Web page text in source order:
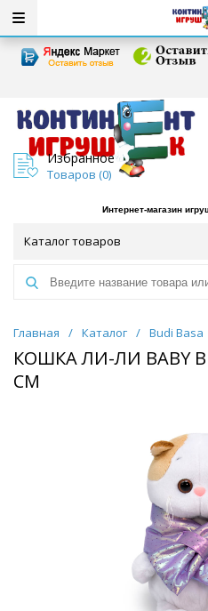
Избранное
Товаров (0)
Интернет-магазин
Каталог товаров
Главная / Каталог / Budi Basa
КОШКА ЛИ-ЛИ BABY
СМ